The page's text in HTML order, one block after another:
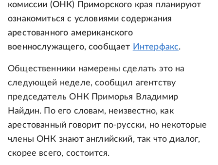
комиссии (ОНК) Приморского края планируют
ознакомиться с условиями содержания
арестованного американского
военнослужащего, сообщает Интерфакс.
Общественники намерены сделать это на
следующей неделе, сообщил агентству
председатель ОНК Приморья Владимир
Найдин. По его словам, неизвестно, как
арестованный говорит по-русски, но некоторые
члены ОНК знают английский, так что диалог,
скорее всего, состоится.